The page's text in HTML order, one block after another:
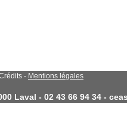
- Mentions légales
Laval - 02 43 66 94 34 -